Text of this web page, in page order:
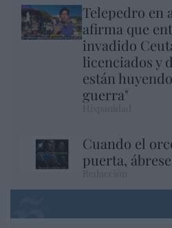
Telepedro en
afirma que
invadido
licenciados y
están
guerra"
Cuando el
puerta,